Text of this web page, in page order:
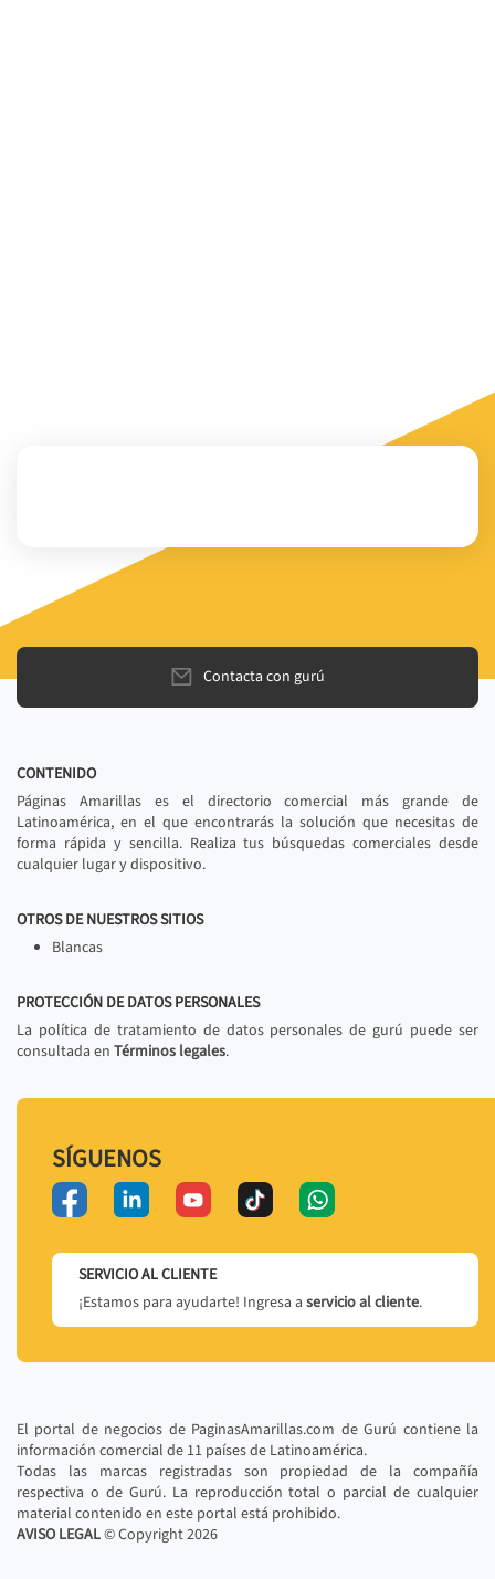
Contacta con gurú
CONTENIDO
Páginas Amarillas es el directorio comercial más grande de
Latinoamérica, en el que encontrarás la solución que necesitas de
forma rápida y sencilla. Realiza tus búsquedas comerciales desde
cualquier lugar y dispositivo.
OTROS DE NUESTROS SITIOS
Blancas
PROTECCIÓN DE DATOS PERSONALES
La política de tratamiento de datos personales de gurú puede ser
consultada en Términos legales.
SÍGUENOS
SERVICIO AL CLIENTE
¡Estamos para ayudarte! Ingresa a servicio al cliente.
El portal de negocios de PaginasAmarillas.com de Gurú contiene la
información comercial de 11 países de Latinoamérica.
Todas las marcas registradas son propiedad de la compañía
respectiva o de Gurú. La reproducción total o parcial de cualquier
material contenido en este portal está prohibido.
AVISO LEGAL© Copyright2026